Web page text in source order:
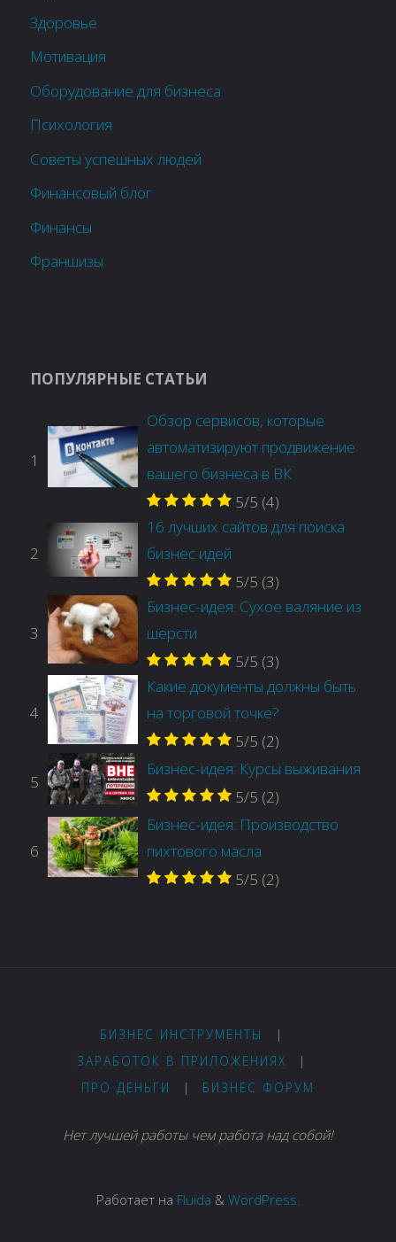
Здоровье
Мотивация
Оборудование для бизнеса
Психология
Советы успешных людей
Финансовый блог
Финансы
Франшизы
ПОПУЛЯРНЫЕ СТАТЬИ
1
Обзор сервисов, которые
автоматизируют продвижение
вашего бизнеса в ВК
5/5 (4)
2
16 лучших сайтов для поиска
бизнес идей
5/5 (3)
3
Бизнес-идея: Сухое валяние из
шерсти
5/5 (3)
4
Какие документы должны быть
на торговой точке?
5/5 (2)
5
Бизнес-идея: Курсы выживания
5/5 (2)
6
Бизнес-идея: Производство
пихтового масла
5/5 (2)
БИЗНЕС ИНСТРУМЕНТЫ
|
ЗАРАБОТОК В ПРИЛОЖЕНИЯХ
|
ПРО ДЕНЬГИ
| БИЗНЕС ФОРУМ
Нет лучшей работы чем работа над собой!
Работает на Fluida & WordPress.